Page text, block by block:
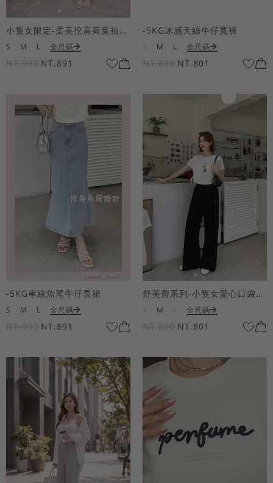
小隻女限定-柔美挖肩荷葉袖魚尾長洋裝
S M L 全尺碼
NT.990 NT.891
-5KG冰感天絲牛仔寬褲
M L 全尺碼
NT.890 NT.801
-5KG車線魚尾牛仔長裙
S M L 全尺碼
NT.990 NT.891
舒芙蕾系列-小隻女愛心口袋寬褲
M 全尺碼
NT.890 NT.801